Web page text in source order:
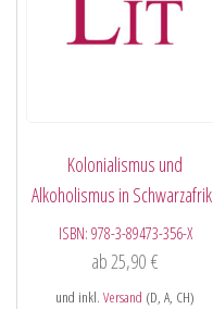
Kolonialismus und
Alkoholismus in
ISBN: 978-3-89473-356-X
ab25,90€
und inkl.Versand (D, A, CH)